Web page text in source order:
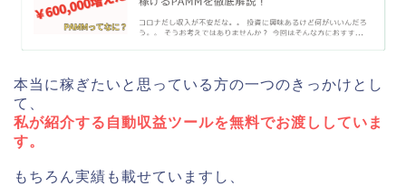
本当に稼ぎたいと思っている方の一つのきっかけとし
て、
私が紹介する自動収益ツールを無料でお渡ししていま
す。
もちろん実績も載せていますし、